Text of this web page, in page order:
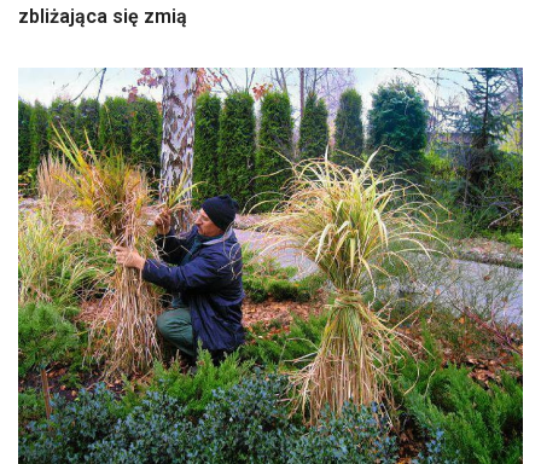
zbliżająca się zmią